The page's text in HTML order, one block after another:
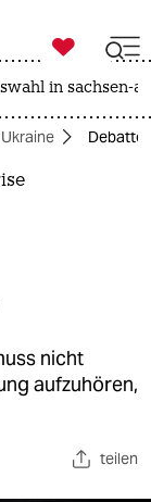

taz zahl ich
in sachsen-
Debatte
nicht
aufzuhören,
teilen